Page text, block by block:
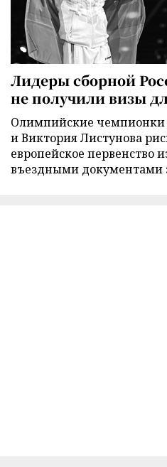
Лидеры сборной
не получили визы
Олимпийские чемпионки
и Виктория Листунова
европейское первенство
въездными документами